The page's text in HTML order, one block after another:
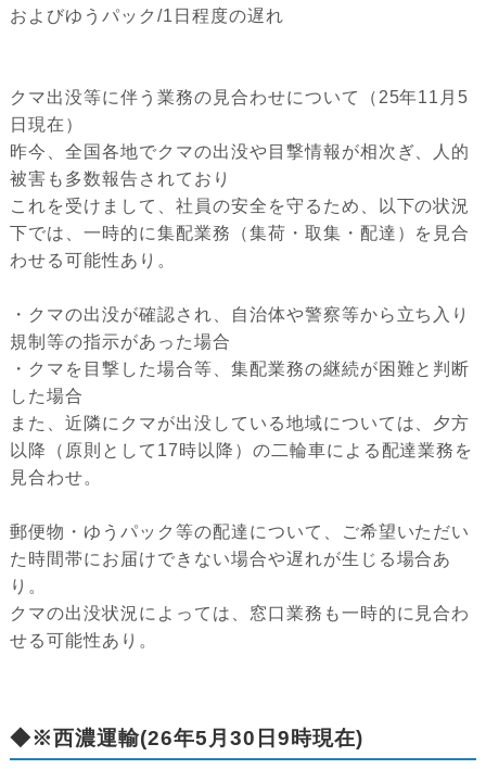
およびゆうパック/1日程度の遅れ
クマ出没等に伴う業務の見合わせについて（25年11月5
日現在）
昨今、全国各地でクマの出没や目撃情報が相次ぎ、人的
被害も多数報告されており
これを受けまして、社員の安全を守るため、以下の状況
下では、一時的に集配業務（集荷・取集・配達）を見合
わせる可能性あり。
・クマの出没が確認され、自治体や警察等から立ち入り
規制等の指示があった場合
・クマを目撃した場合等、集配業務の継続が困難と判断
した場合
また、近隣にクマが出没している地域については、夕方
以降（原則として17時以降）の二輪車による配達業務を
見合わせ。
郵便物・ゆうパック等の配達について、ご希望いただい
た時間帯にお届けできない場合や遅れが生じる場合あ
り。
クマの出没状況によっては、窓口業務も一時的に見合わ
せる可能性あり。
◆※西濃運輸(26年5月30日9時現在)